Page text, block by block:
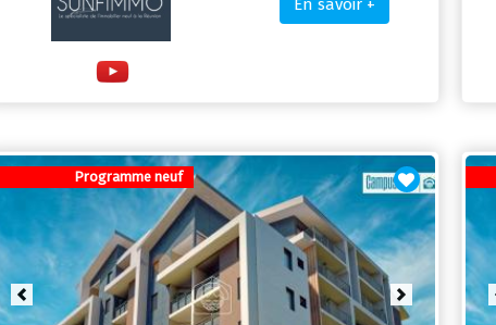
En savoir +
Programme neuf
Previous Next